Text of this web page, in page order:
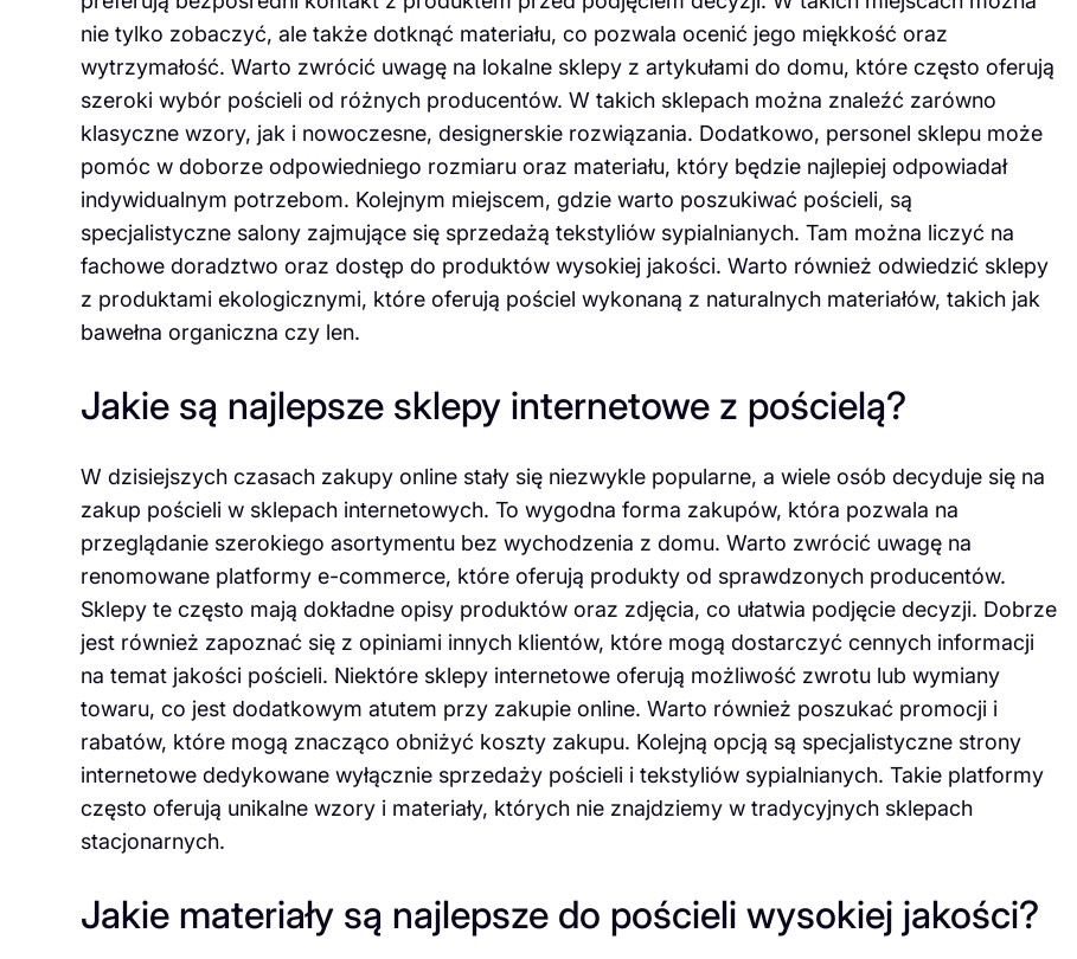
nie tylko zobaczyć, ale także dotknąć materiału, co pozwala ocenić jego miękkość oraz
wytrzymałość. Warto zwrócić uwagę na lokalne sklepy z artykułami do domu, które często oferują
szeroki wybór pościeli od różnych producentów. W takich sklepach można znaleźć zarówno
klasyczne wzory, jak i nowoczesne, designerskie rozwiązania. Dodatkowo, personel sklepu może
pomóc w doborze odpowiedniego rozmiaru oraz materiału, który będzie najlepiej odpowiadał
indywidualnym potrzebom. Kolejnym miejscem, gdzie warto poszukiwać pościeli, są
specjalistyczne salony zajmujące się sprzedażą tekstyliów sypialnianych. Tam można liczyć na
fachowe doradztwo oraz dostęp do produktów wysokiej jakości. Warto również odwiedzić sklepy
z produktami ekologicznymi, które oferują pościel wykonaną z naturalnych materiałów, takich jak
bawełna organiczna czy len.
Jakie są najlepsze sklepy internetowe z pościelą?
W dzisiejszych czasach zakupy online stały się niezwykle popularne, a wiele osób decyduje się na
zakup pościeli w sklepach internetowych. To wygodna forma zakupów, która pozwala na
przeglądanie szerokiego asortymentu bez wychodzenia z domu. Warto zwrócić uwagę na
renomowane platformy e-commerce, które oferują produkty od sprawdzonych producentów.
Sklepy te często mają dokładne opisy produktów oraz zdjęcia, co ułatwia podjęcie decyzji. Dobrze
jest również zapoznać się z opiniami innych klientów, które mogą dostarczyć cennych informacji
na temat jakości pościeli. Niektóre sklepy internetowe oferują możliwość zwrotu lub wymiany
towaru, co jest dodatkowym atutem przy zakupie online. Warto również poszukać promocji i
rabatów, które mogą znacząco obniżyć koszty zakupu. Kolejną opcją są specjalistyczne strony
internetowe dedykowane wyłącznie sprzedaży pościeli i tekstyliów sypialnianych. Takie platformy
często oferują unikalne wzory i materiały, których nie znajdziemy w tradycyjnych sklepach
stacjonarnych.
Jakie materiały są najlepsze do pościeli wysokiej jakości?